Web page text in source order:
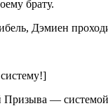
брату.
Дэмиен
—